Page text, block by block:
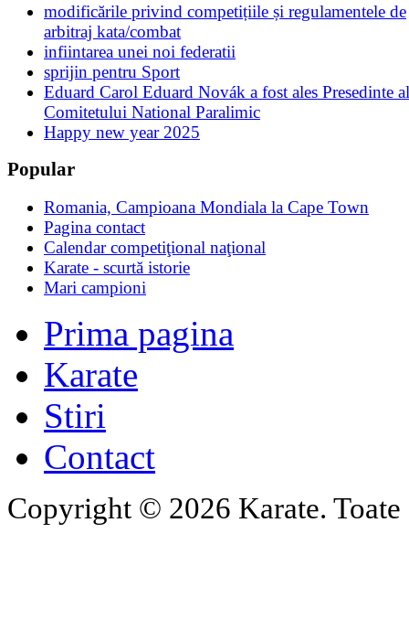
modificările privind competițiile și regulamentele de
arbitraj kata/combat
infiintarea unei noi federatii
sprijin pentru Sport
Eduard Carol Eduard Novák a fost ales Presedinte al
Comitetului National Paralimic
Happy new year 2025
Popular
Romania, Campioana Mondiala la Cape Town
Pagina contact
Calendar competiţional naţional
Karate - scurtă istorie
Mari campioni
Prima pagina
Karate
Stiri
Contact
Copyright © 2026 Karate.